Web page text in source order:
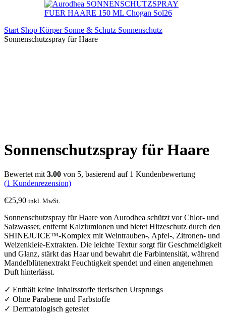
Start Shop Körper Sonne & Schutz Sonnenschutz
Sonnenschutzspray für Haare
Sonnenschutzspray für Haare
Bewertet mit 3.00 von 5, basierend auf 1 Kundenbewertung
(1 Kundenrezension)
€25,90 inkl. MwSt.
Sonnenschutzspray für Haare von Aurodhea schützt vor Chlor- und
Salzwasser, entfernt Kalziumionen und bietet Hitzeschutz durch den
SHINEJUICE™-Komplex mit Weintrauben-, Apfel-, Zitronen- und
Weizenkleie-Extrakten. Die leichte Textur sorgt für Geschmeidigkeit
und Glanz, stärkt das Haar und bewahrt die Farbintensität, während
Mandelblütenextrakt Feuchtigkeit spendet und einen angenehmen
Duft hinterlässt.
✓ Enthält keine Inhaltsstoffe tierischen Ursprungs
✓ Ohne Parabene und Farbstoffe
✓ Dermatologisch getestet